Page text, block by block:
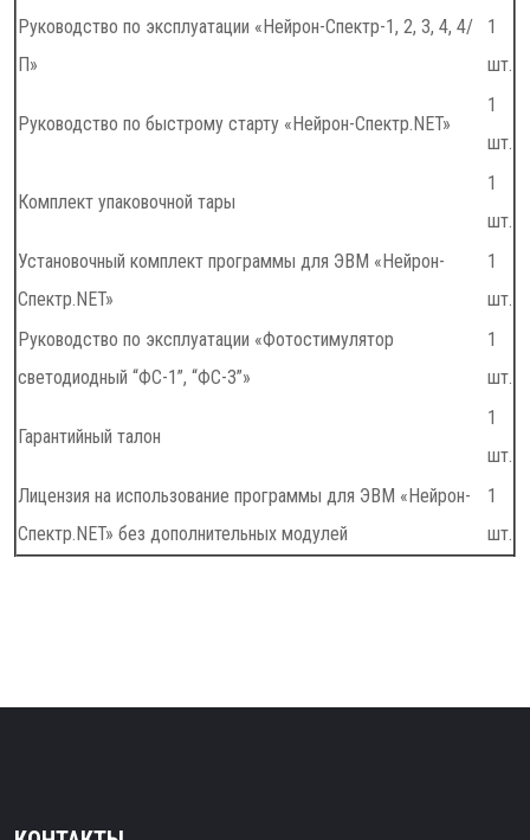
Руководство по эксплуатации «Нейрон-Спектр-1, 2, 3, 4, 4/
П»
1
шт.
Руководство по быстрому старту «Нейрон-Спектр.NET»
1
шт.
Комплект упаковочной тары
1
шт.
Установочный комплект программы для ЭВМ «Нейрон-
Спектр.NET»
1
шт.
Руководство по эксплуатации «Фотостимулятор
светодиодный “ФС-1”, “ФС-3”»
1
шт.
Гарантийный талон
1
шт.
Лицензия на использование программы для ЭВМ «Нейрон-
Спектр.NET» без дополнительных модулей
1
шт.